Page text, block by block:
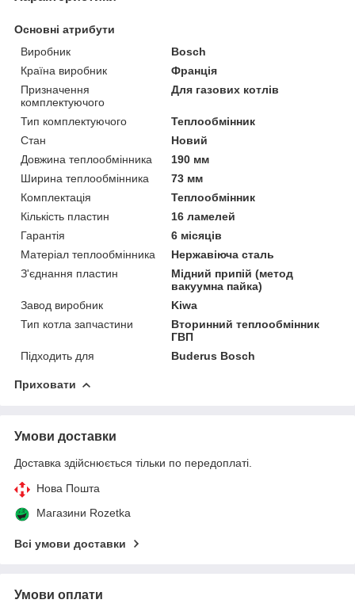
Основні атрибути
Виробник
Bosch
Країна виробник
Франція
Призначення
комплектуючого
Для газових котлів
Тип комплектуючого
Теплообмінник
Стан
Новий
Довжина теплообмінника
190 мм
Ширина теплообмінника
73 мм
Комплектація
Теплообмінник
Кількість пластин
16 ламелей
Гарантія
6 місяців
Матеріал теплообмінника
Нержавіюча сталь
З'єднання пластин
Мідний припій (метод
вакуумна пайка)
Завод виробник
Kiwa
Тип котла запчастини
Вторинний теплообмінник
ГВП
Підходить для
Buderus Bosch
Приховати
Умови доставки
Доставка здійснюється тільки по передоплаті.
Нова Пошта
Магазини Rozetka
Всі умови доставки
Умови оплати